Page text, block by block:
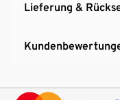
Lieferung &